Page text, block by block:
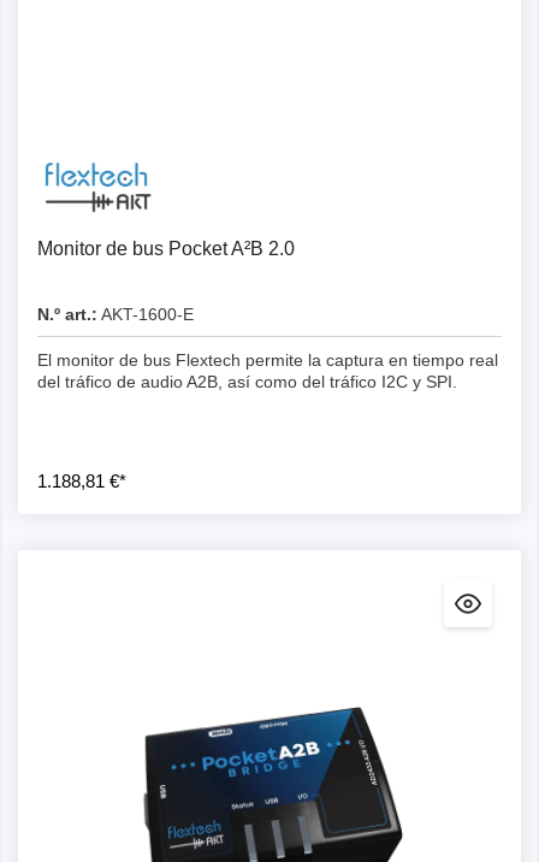
Monitor de bus Pocket A²B 2.0
N.º art.: AKT-1600-E
El monitor de bus Flextech permite la captura en tiempo real
del tráfico de audio A2B, así como del tráfico I2C y SPI.
1.188,81 €*